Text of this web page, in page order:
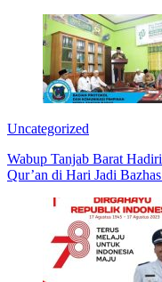
Uncategorized
Wabup Tanjab Barat
Qur’an di Hari Jadi